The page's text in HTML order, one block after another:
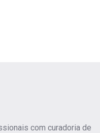
com curadoria de